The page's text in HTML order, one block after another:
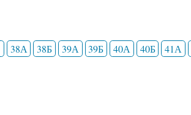
38А 38Б 39А 39Б 40А 40Б 41А